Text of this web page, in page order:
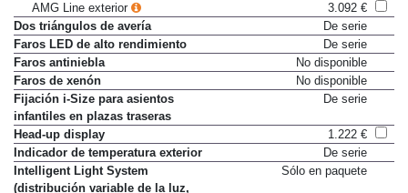
AMG Line exterior
3.092 €
Dos triángulos de avería
De serie
Faros LED de alto rendimiento
De serie
Faros antiniebla
No disponible
Faros de xenón
No disponible
Fijación i-Size para asientos
infantiles en plazas traseras
De serie
Head-up display
1.222 €
Indicador de temperatura exterior
De serie
Intelligent Light System
(distribución variable de la luz,
Sólo en paquete